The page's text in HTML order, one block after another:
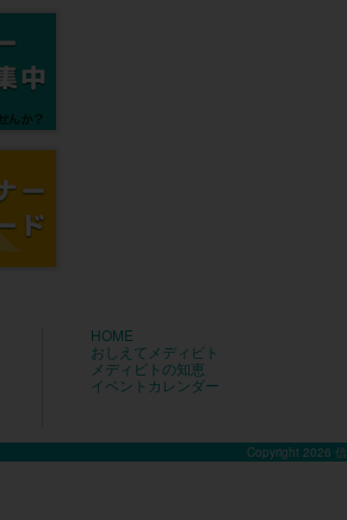
HOME
おしえてメディビト
メディビトの知恵
イベントカレンダー
Copyright 2026